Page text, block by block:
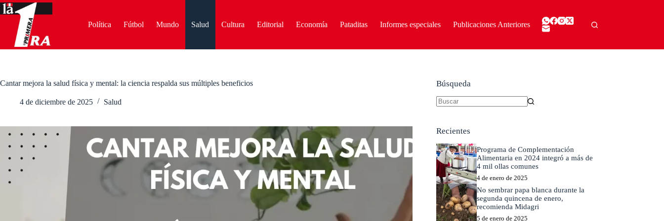
Saltar
al
contenido
Política Fútbol Mundo Salud Cultura Editorial Economía Pataditas Informes especiales Publicaciones Anteriores
Cantar mejora la salud física y mental: la ciencia respalda sus múltiples beneficios
4 de diciembre de 2025 Salud
Búsqueda
Recientes
Programa de Complementación
Alimentaria en 2024 integró a más de
4 mil ollas comunes
4 de enero de 2025
No sembrar papa blanca durante la
segunda quincena de enero,
recomienda Midagri
5 de enero de 2025